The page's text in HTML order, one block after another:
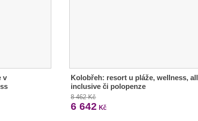
v
Kolobřeh: resort u pláže, wellness, all
inclusive či polopenze
8 462 Kč
6 642 Kč